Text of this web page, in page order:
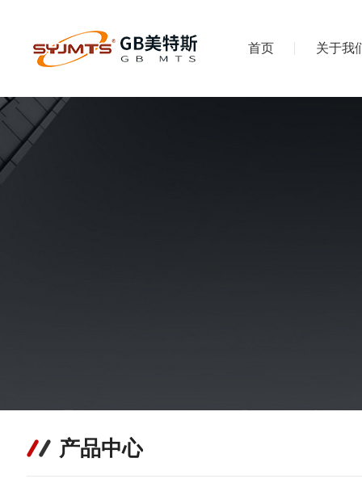
首页 关于我
产品中心